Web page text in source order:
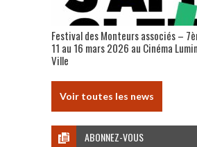
Festival des Monteurs associés –
11 au 16 mars 2026 au Cinéma
Ville
Voir toutes les news
ABONNEZ-VOUS